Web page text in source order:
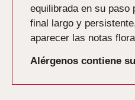
equilibrada en su paso
final largo y
aparecer las notas
Alérgenos contiene